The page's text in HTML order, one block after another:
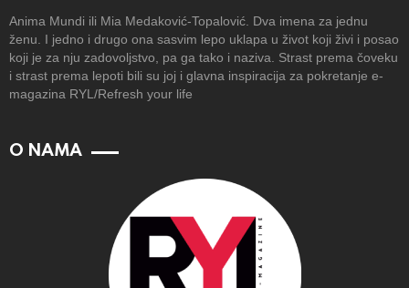
Anima Mundi ili Mia Medaković-Topalović. Dva imena za jednu
ženu. I jedno i drugo ona sasvim lepo uklapa u život koji živi i posao
koji je za nju zadovoljstvo, pa ga tako i naziva. Strast prema čoveku
i strast prema lepoti bili su joj i glavna inspiracija za pokretanje e-
magazina RYL/Refresh your life
O NAMA